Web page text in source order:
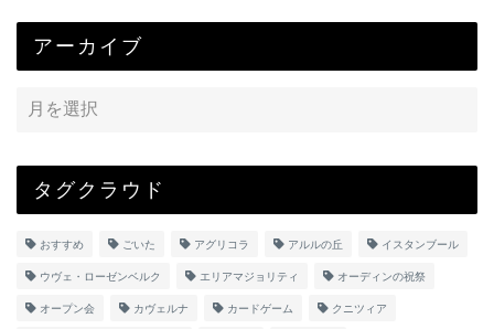
アーカイブ
タグクラウド
おすすめ ごいた アグリコラ アルルの丘 イスタンブール
ウヴェ・ローゼンベルク エリアマジョリティ オーディンの祝祭
オープン会 カヴェルナ カードゲーム クニツィア